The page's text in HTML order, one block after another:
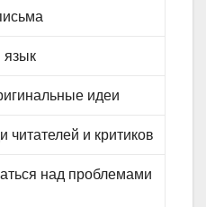
язык
идеи
читателей и критиков
над проблемами